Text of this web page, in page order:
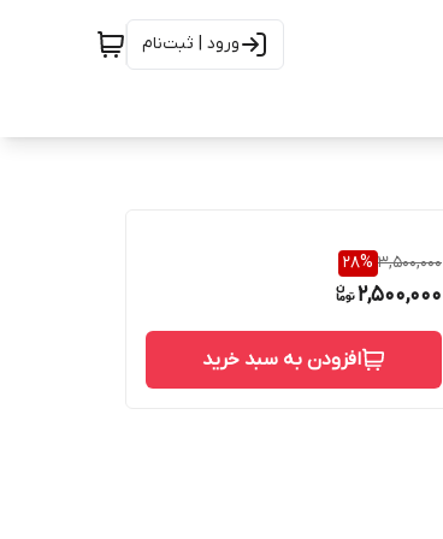
ورود | ثبت‌نام
3,500,000
28%
2,500,000
افزودن به سبد خرید